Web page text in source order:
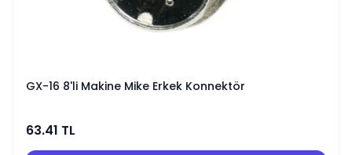
GX-16 8'li Makine Mike Erkek Konnektör
63.41 TL